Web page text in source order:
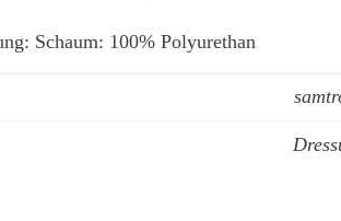
Schaum: 100% Polyurethan